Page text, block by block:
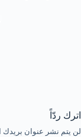
اترك ردّاً
لن يتم نشر عنوان بريدك